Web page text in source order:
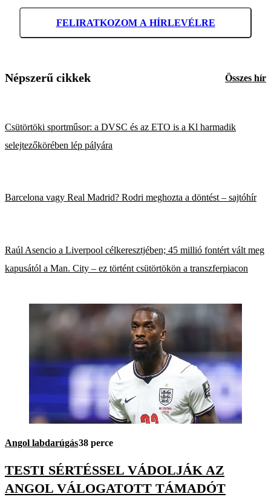
FELIRATKOZOM A HÍRLEVÉLRE
Népszerű cikkek Összes hír
Csütörtöki sportműsor: a DVSC és az ETO is a Kl harmadik
selejtezőkörében lép pályára
Barcelona vagy Real Madrid? Rodri meghozta a döntést – sajtóhír
Raúl Asencio a Liverpool célkeresztjében; 45 millió fontért vált meg
kapusától a Man. City – ez történt csütörtökön a transzferpiacon
Angol labdarúgás38 perce
TESTI SÉRTÉSSEL VÁDOLJÁK AZ
ANGOL VÁLOGATOTT TÁMADÓT